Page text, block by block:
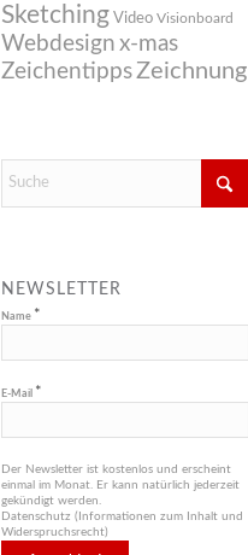
Sketching Video Visionboard
Webdesign x-mas
ZeichentippsZeichnung
NEWSLETTER
Name *
E-Mail *
Der Newsletter ist kostenlos und erscheint
einmal im Monat. Er kann natürlich jederzeit
gekündigt werden.
Datenschutz (Informationen zum Inhalt und
Widerspruchsrecht)